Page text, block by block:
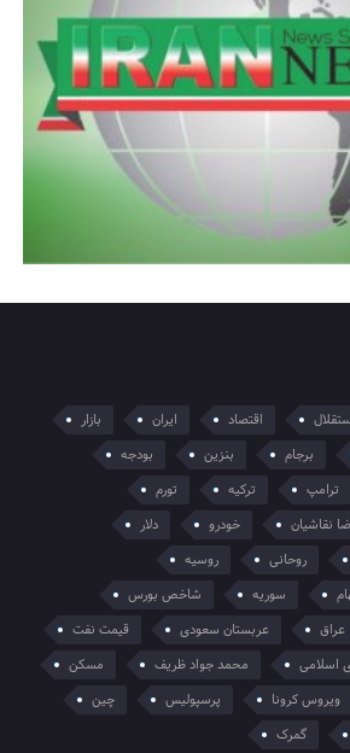
اقتصاد ایران
بازار
برجام بنزین
بودجه
ترامپ ترکیه
تورم
نقاشیان خودرو
دلار
روحانی
روسیه
سوریه
شاخص بورس
عراق عربستان سعودی
قیمت نفت
اسلامی محمد جواد ظریف
مسکن
ویروس کرونا پرسپولیس
چین
گمرک